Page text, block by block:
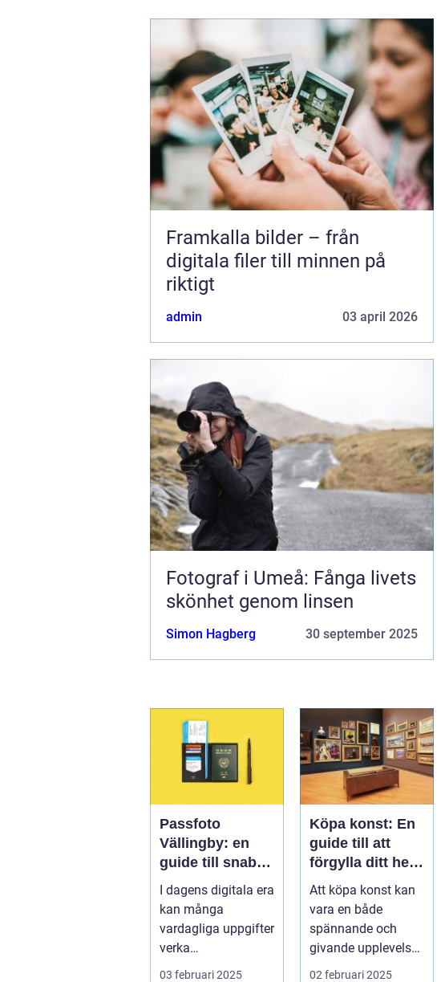
Framkalla bilder – från
digitala filer till minnen på
riktigt
admin 03 april 2026
Fotograf i Umeå: Fånga livets
skönhet genom linsen
Simon Hagberg 30 september 2025
Passfoto
Vällingby: en
guide till snabbt
och smidigt foto
I dagens digitala era
kan många
vardagliga uppgifter
verka
överväldigande. Att
03 februari 2025
Köpa konst: En
guide till att
förgylla ditt hem
med unik
skönhet
Att köpa konst kan
vara en både
spännande och
givande upplevelse.
Det handlar inte b...
02 februari 2025